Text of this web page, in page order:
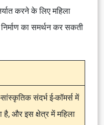
करने के लिए महिला
निर्माण का समर्थन कर सकती
संदर्भ ई-कॉमर्स में
और इस क्षेत्र में महिला